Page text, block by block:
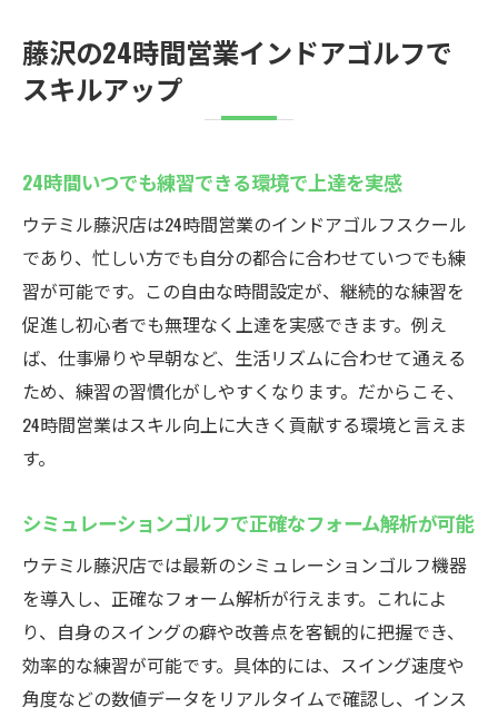
藤沢の24時間営業インドアゴルフで
スキルアップ
24時間いつでも練習できる環境で上達を実感
ウテミル藤沢店は24時間営業のインドアゴルフスクール
であり、忙しい方でも自分の都合に合わせていつでも練
習が可能です。この自由な時間設定が、継続的な練習を
促進し初心者でも無理なく上達を実感できます。例え
ば、仕事帰りや早朝など、生活リズムに合わせて通える
ため、練習の習慣化がしやすくなります。だからこそ、
24時間営業はスキル向上に大きく貢献する環境と言えま
す。
シミュレーションゴルフで正確なフォーム解析が可能
ウテミル藤沢店では最新のシミュレーションゴルフ機器
を導入し、正確なフォーム解析が行えます。これによ
り、自身のスイングの癖や改善点を客観的に把握でき、
効率的な練習が可能です。具体的には、スイング速度や
角度などの数値データをリアルタイムで確認し、インス